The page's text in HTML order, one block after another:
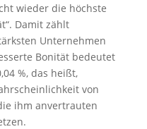
wieder die höchste
Damit zählt
Unternehmen
Bonität bedeutet
%, das heißt,
von
ihm anvertrauten